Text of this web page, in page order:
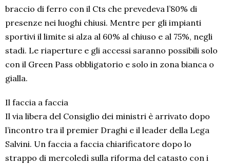
braccio di ferro con il Cts che prevedeva l’80% di
presenze nei luoghi chiusi. Mentre per gli impianti
sportivi il limite si alza al 60% al chiuso e al 75%, negli
stadi. Le riaperture e gli accessi saranno possibili solo
con il Green Pass obbligatorio e solo in zona bianca o
gialla.
Il faccia a faccia
Il via libera del Consiglio dei ministri è arrivato dopo
l’incontro tra il premier Draghi e il leader della Lega
Salvini. Un faccia a faccia chiarificatore dopo lo
strappo di mercoledì sulla riforma del catasto con i